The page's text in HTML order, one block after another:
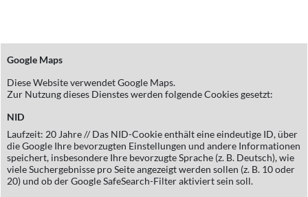
Google Maps
Diese Website verwendet Google Maps.
Zur Nutzung dieses Dienstes werden folgende Cookies gesetzt:
NID
Laufzeit: 20 Jahre // Das NID-Cookie enthält eine eindeutige ID, über
die Google Ihre bevorzugten Einstellungen und andere Informationen
speichert, insbesondere Ihre bevorzugte Sprache (z. B. Deutsch), wie
viele Suchergebnisse pro Seite angezeigt werden sollen (z. B. 10 oder
20) und ob der Google SafeSearch-Filter aktiviert sein soll.